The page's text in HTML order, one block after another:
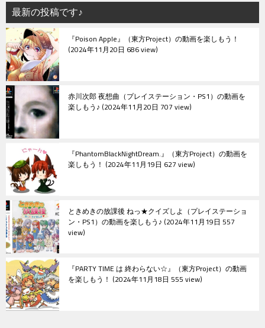
シ
ョ
ン
最新の投稿です♪
『Poison Apple』（東方Project）の動画を楽しもう！
2024年11月20日 686 view
赤川次郎 夜想曲（プレイステーション・PS1）の動画を
楽しもう♪ 2024年11月20日 707 view
『PhantomBlackNightDream.』（東方Project）の動画を
楽しもう！ 2024年11月19日 627 view
ときめきの放課後 ねっ★クイズしよ（プレイステーショ
ン・PS1）の動画を楽しもう♪ 2024年11月19日 557
view
『PARTY TIME は 終わらない☆』（東方Project）の動画
を楽しもう！ 2024年11月18日 555 view